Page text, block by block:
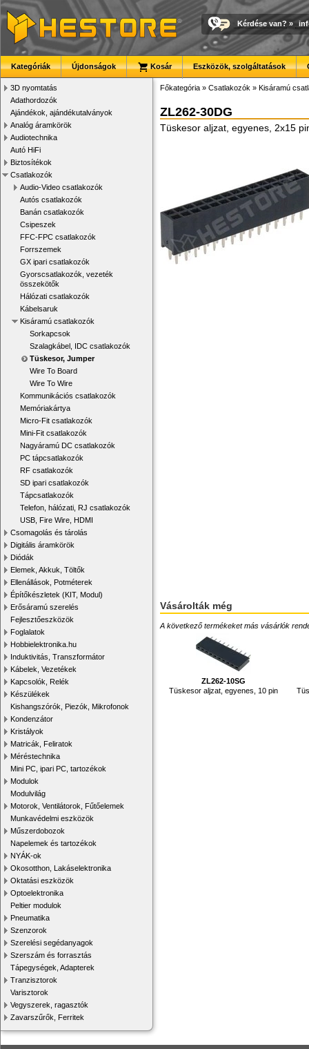
Kérdése van? »
Kategóriák Újdonságok Kosár Eszközök, szolgáltatások
3D nyomtatás
Adathordozók
Ajándékok, ajándékutalványok
Analóg áramkörök
Audiotechnika
Autó HiFi
Biztosítékok
Csatlakozók
Audio-Video csatlakozók
Autós csatlakozók
Banán csatlakozók
Csipeszek
FFC-FPC csatlakozók
Forrszemek
GX ipari csatlakozók
Gyorscsatlakozók, vezeték
összekötők
Hálózati csatlakozók
Kábelsaruk
Kisáramú csatlakozók
Sorkapcsok
Szalagkábel, IDC csatlakozók
Tüskesor, Jumper
Wire To Board
Wire To Wire
Kommunikációs csatlakozók
Memóriakártya
Micro-Fit csatlakozók
Mini-Fit csatlakozók
Nagyáramú DC csatlakozók
PC tápcsatlakozók
RF csatlakozók
SD ipari csatlakozók
Tápcsatlakozók
Telefon, hálózati, RJ csatlakozók
USB, Fire Wire, HDMI
Csomagolás és tárolás
Digitális áramkörök
Diódák
Elemek, Akkuk, Töltők
Ellenállások, Potméterek
Építőkészletek (KIT, Modul)
Erősáramú szerelés
Fejlesztőeszközök
Foglalatok
Hobbielektronika.hu
Induktivitás, Transzformátor
Kábelek, Vezetékek
Kapcsolók, Relék
Készülékek
Kishangszórók, Piezók, Mikrofonok
Kondenzátor
Kristályok
Matricák, Feliratok
Méréstechnika
Mini PC, ipari PC, tartozékok
Modulok
Modulvilág
Motorok, Ventilátorok, Fűtőelemek
Munkavédelmi eszközök
Műszerdobozok
Napelemek és tartozékok
NYÁK-ok
Okosotthon, Lakáselektronika
Oktatási eszközök
Optoelektronika
Peltier modulok
Pneumatika
Szenzorok
Szerelési segédanyagok
Szerszám és forrasztás
Tápegységek, Adapterek
Tranzisztorok
Varisztorok
Vegyszerek, ragasztók
Zavarszűrők, Ferritek
Főkategória » Csatlakozók » Kisáramú
ZL262-30DG
Tüskesor aljzat, egyenes, 2x15
Vásárolták még
A következő termékeket más vásárlók
ZL262-10SG
Tüskesor aljzat, egyenes, 10 pin